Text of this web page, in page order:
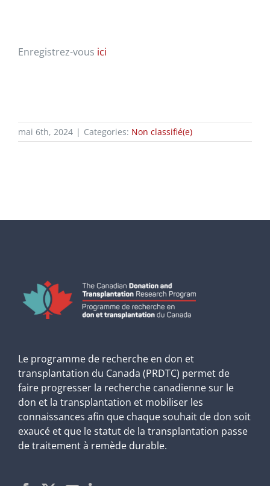
Enregistrez-vous ici
mai 6th, 2024 | Categories: Non classifié(e)
Le programme de recherche en don et
transplantation du Canada (PRDTC) permet de
faire progresser la recherche canadienne sur le
don et la transplantation et mobiliser les
connaissances afin que chaque souhait de don soit
exaucé et que le statut de la transplantation passe
de traitement à remède durable.